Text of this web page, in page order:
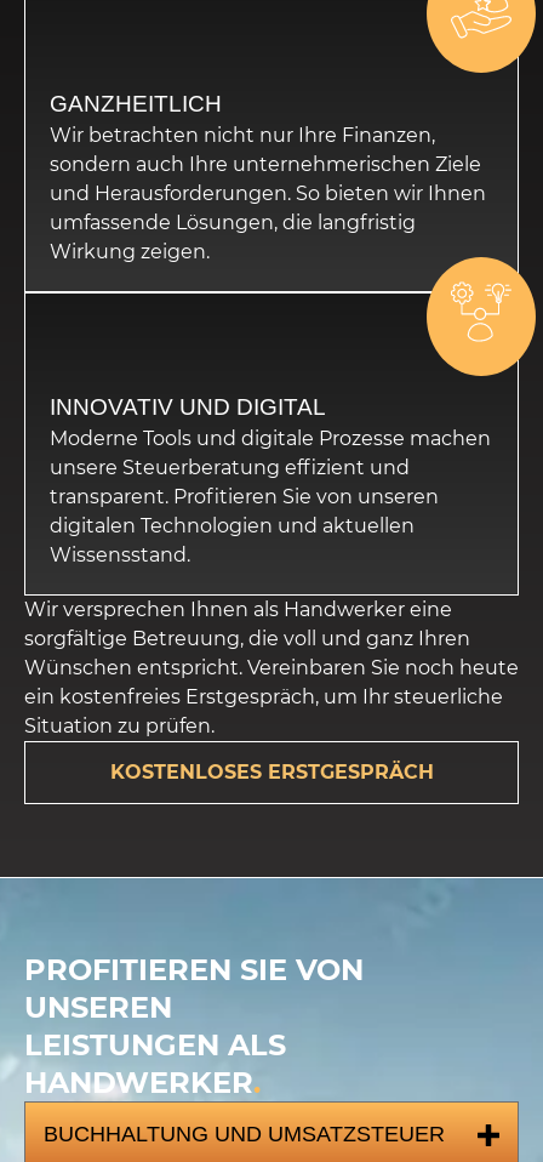
GANZHEITLICH
Wir betrachten nicht nur Ihre Finanzen,
sondern auch Ihre unternehmerischen Ziele
und Herausforderungen. So bieten wir Ihnen
umfassende Lösungen, die langfristig
Wirkung zeigen.
INNOVATIV UND DIGITAL
Moderne Tools und digitale Prozesse machen
unsere Steuerberatung effizient und
transparent. Profitieren Sie von unseren
digitalen Technologien und aktuellen
Wissensstand.
Wir versprechen Ihnen als Handwerker eine
sorgfältige Betreuung, die voll und ganz Ihren
Wünschen entspricht. Vereinbaren Sie noch heute
ein kostenfreies Erstgespräch, um Ihr steuerliche
Situation zu prüfen.
KOSTENLOSES ERSTGESPRÄCH
PROFITIEREN SIE VON
UNSEREN
LEISTUNGEN ALS
HANDWERKER.
BUCHHALTUNG UND UMSATZSTEUER